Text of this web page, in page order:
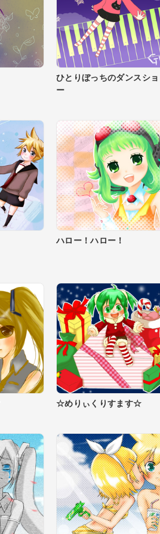
ひとりぼっちのダンスショ
ー
ハロー！ハロー！
☆めりぃくりすます☆